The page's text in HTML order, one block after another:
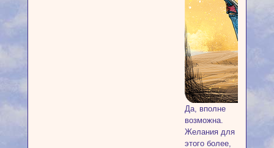
Да, вполне
возможна.
Желания для
этого более,